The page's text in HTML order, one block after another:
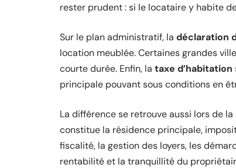
rester prudent : si le locataire y habite
Sur le plan administratif, la déclaration
location meublée. Certaines grandes
courte durée. Enfin, la taxe d’habitation
principale pouvant sous conditions en
La différence se retrouve aussi lors de
constitue la résidence principale,
fiscalité, la gestion des loyers, les
rentabilité et la tranquillité du